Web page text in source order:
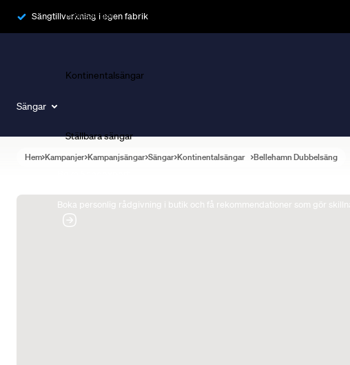
Sängtillverkning i egen fabrik
Sängar
Ramsängar
Kontinentalsängar
Ställbara sängar
Boka personlig rådgivning i butik och få rekommendationer som gör
Hem Kampanjer Kampanjsängar Sängar Kontinentalsängar Bellehamn Dubbelsäng